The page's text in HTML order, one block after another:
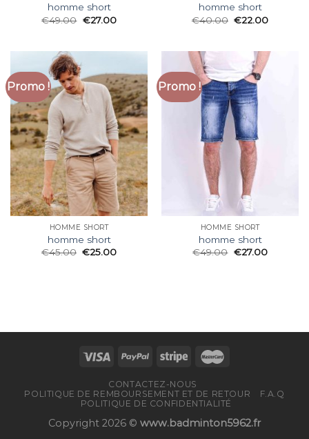
homme short
€49.00 €27.00
homme short
€40.00 €22.00
Promo !
HOMME SHORT
homme short
€45.00 €25.00
Promo !
HOMME SHORT
homme short
€49.00 €27.00
CONTACTEZ-NOUS
POLITIQUE DE REMBOURSEMENT ET DE RETOUR
F.A.Q
POLITIQUE DE CONFIDENTIALITÉ
Copyright 2026 © www.badminton5962.fr